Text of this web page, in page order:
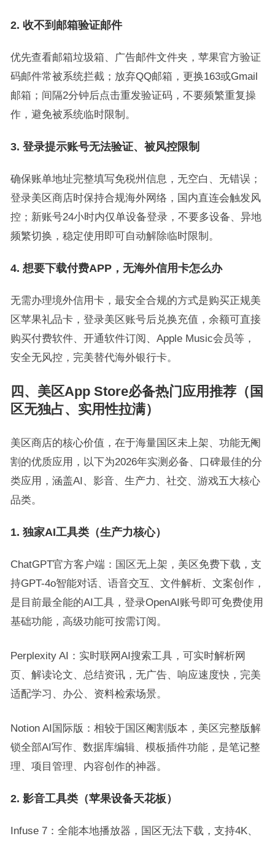
2. 收不到邮箱验证邮件
优先查看邮箱垃圾箱、广告邮件文件夹，苹果官方验证
码邮件常被系统拦截；放弃QQ邮箱，更换163或Gmail
邮箱；间隔2分钟后点击重发验证码，不要频繁重复操
作，避免被系统临时限制。
3. 登录提示账号无法验证、被风控限制
确保账单地址完整填写免税州信息，无空白、无错误；
登录美区商店时保持合规海外网络，国内直连会触发风
控；新账号24小时内仅单设备登录，不要多设备、异地
频繁切换，稳定使用即可自动解除临时限制。
4. 想要下载付费APP，无海外信用卡怎么办
无需办理境外信用卡，最安全合规的方式是购买正规美
区苹果礼品卡，登录美区账号后兑换充值，余额可直接
购买付费软件、开通软件订阅、Apple Music会员等，
安全无风控，完美替代海外银行卡。
四、美区App Store必备热门应用推荐（国
区无独占、实用性拉满）
美区商店的核心价值，在于海量国区未上架、功能无阉
割的优质应用，以下为2026年实测必备、口碑最佳的分
类应用，涵盖AI、影音、生产力、社交、游戏五大核心
品类。
1. 独家AI工具类（生产力核心）
ChatGPT官方客户端：国区无上架，美区免费下载，支
持GPT-4o智能对话、语音交互、文件解析、文案创作，
是目前最全能的AI工具，登录OpenAI账号即可免费使用
基础功能，高级功能可按需订阅。
Perplexity AI：实时联网AI搜索工具，可实时解析网
页、解读论文、总结资讯，无广告、响应速度快，完美
适配学习、办公、资料检索场景。
Notion AI国际版：相较于国区阉割版本，美区完整版解
锁全部AI写作、数据库编辑、模板插件功能，是笔记整
理、项目管理、内容创作的神器。
2. 影音工具类（苹果设备天花板）
Infuse 7：全能本地播放器，国区无法下载，支持4K、